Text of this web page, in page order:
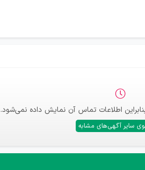
اطلاعات تماس آن نمایش داده نمی‌شود.
سایر آگهی‌های مشابه